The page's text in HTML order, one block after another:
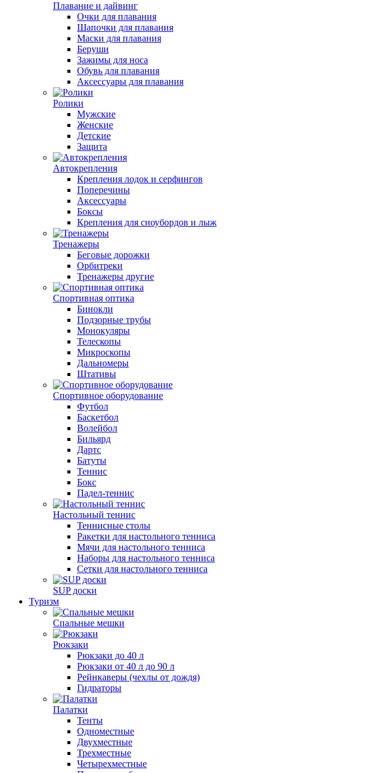
Плавание и дайвинг
Очки для плавания
Шапочки для плавания
Маски для плавания
Беруши
Зажимы для носа
Обувь для плавания
Аксессуары для плавания
Ролики
Мужские
Женские
Детские
Защита
Автокрепления
Крепления лодок и серфингов
Поперечины
Аксессуары
Боксы
Крепления для сноубордов и лыж
Тренажеры
Беговые дорожки
Орбитреки
Тренажеры другие
Спортивная оптика
Бинокли
Подзорные трубы
Монокуляры
Телескопы
Микроскопы
Дальномеры
Штативы
Спортивное оборудование
Футбол
Баскетбол
Волейбол
Бильярд
Дартс
Батуты
Теннис
Бокс
Падел-теннис
Настольный теннис
Теннисные столы
Ракетки для настольного тенниса
Мячи для настольного тенниса
Наборы для настольного тенниса
Сетки для настольного тенниса
SUP доски
Туризм
Спальные мешки
Рюкзаки
Рюкзаки до 40 л
Рюкзаки от 40 л до 90 л
Рейнкаверы (чехлы от дождя)
Гидраторы
Палатки
Тенты
Одноместные
Двухместные
Трехместные
Четырехместные